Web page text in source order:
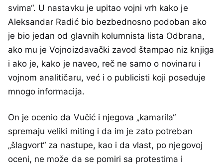
svima“. U nastavku je upitao vojni vrh kako je
Aleksandar Radić bio bezbednosno podoban ako
je bio jedan od glavnih kolumnista lista Odbrana,
ako mu je Vojnoizdavački zavod štampao niz knjiga
i ako je, kako je naveo, reč ne samo o novinaru i
vojnom analitičaru, već i o publicisti koji poseduje
mnogo informacija.
On je ocenio da Vučić i njegova „kamarila“
spremaju veliki miting i da im je zato potreban
„šlagvort“ za nastupe, kao i da vlast, po njegovoj
oceni, ne može da se pomiri sa protestima i